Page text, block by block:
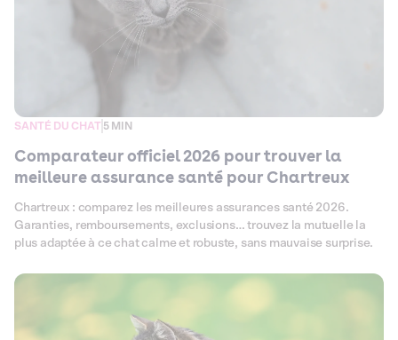
SANTÉ DU CHAT 5 MIN
Comparateur officiel 2026 pour trouver la
meilleure assurance santé pour Chartreux
Chartreux : comparez les meilleures assurances santé 2026.
Garanties, remboursements, exclusions… trouvez la mutuelle la
plus adaptée à ce chat calme et robuste, sans mauvaise surprise.